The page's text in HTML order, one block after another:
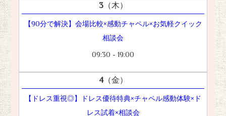
3（木）
【90分で解決】会場比較×感動チャペル×お気軽クイック
相談会
09:30 - 19:00
4（金）
【ドレス重視◎】ドレス優待特典×チャペル感動体験×ド
レス試着×相談会